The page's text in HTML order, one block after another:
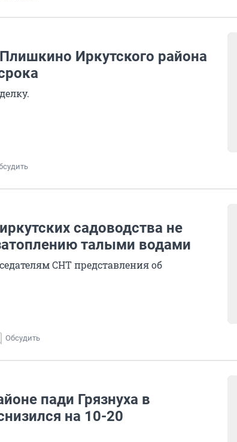
Иркутского района
садоводства не
талыми водами
СНТ представления об
Обсудить
пади Грязнуха в
на 10-20